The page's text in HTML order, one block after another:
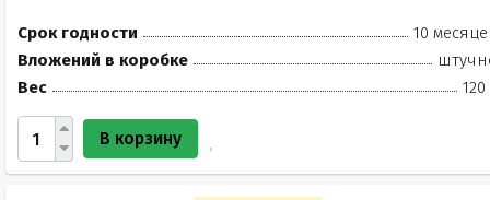
Срок годности
10
Вложений в коробке
Вес
120
В корзину